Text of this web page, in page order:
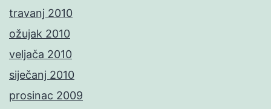
travanj 2010
ožujak 2010
veljača 2010
siječanj 2010
prosinac 2009